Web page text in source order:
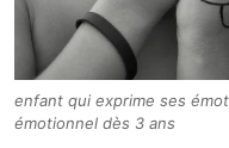
enfant qui exprime ses
émotionnel dès 3 ans